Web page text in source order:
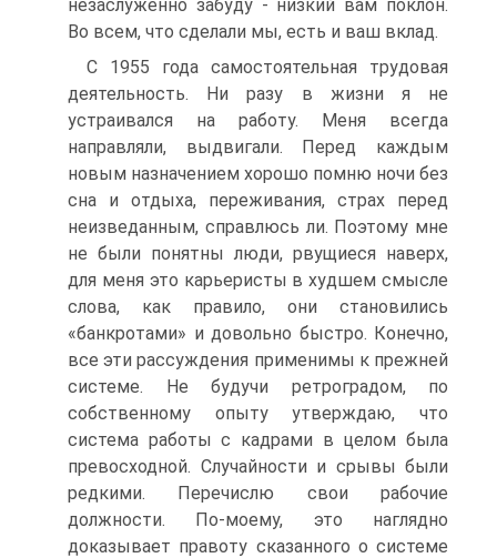
незаслуженно забуду - низкий вам поклон.
Во всем, что сделали мы, есть и ваш вклад.
C 1955 года самостоятельная трудовая
деятельность. Ни разу в жизни я не
устраивался на работу. Меня всегда
направляли, выдвигали. Перед каждым
новым назначением хорошо помню ночи без
сна и отдыха, переживания, страх перед
неизведанным, справлюсь ли. Поэтому мне
не были понятны люди, рвущиеся наверх,
для меня это карьеристы в худшем смысле
слова, как правило, они становились
«банкротами» и довольно быстро. Конечно,
все эти рассуждения применимы к прежней
системе. Не будучи ретроградом, по
собственному опыту утверждаю, что
система работы с кадрами в целом была
превосходной. Случайности и срывы были
редкими. Перечислю свои рабочие
должности. По-моему, это наглядно
доказывает правоту сказанного о системе